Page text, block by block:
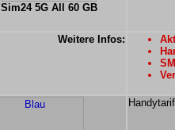
Sim24 5G All 60 GB
Weitere Infos: